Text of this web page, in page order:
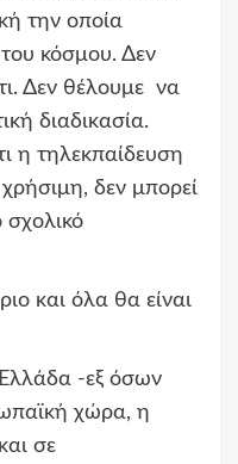
την οποία
κόσμου. Δεν
Δεν θέλουμε να
διαδικασία.
η τηλεκπαίδευση
χρήσιμη, δεν μπορεί
και όλα θα είναι
-εξ όσων
χώρα, η
σε